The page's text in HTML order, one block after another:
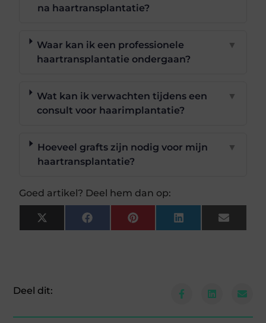
na haartransplantatie?
Waar kan ik een professionele
haartransplantatie ondergaan?
▼
Wat kan ik verwachten tijdens een
consult voor haarimplantatie?
▼
Hoeveel grafts zijn nodig voor mijn
haartransplantatie?
▼
Goed artikel? Deel hem dan op:
X
(Twitter)
FacebookPinterestLinkedInEmail
Deel dit: